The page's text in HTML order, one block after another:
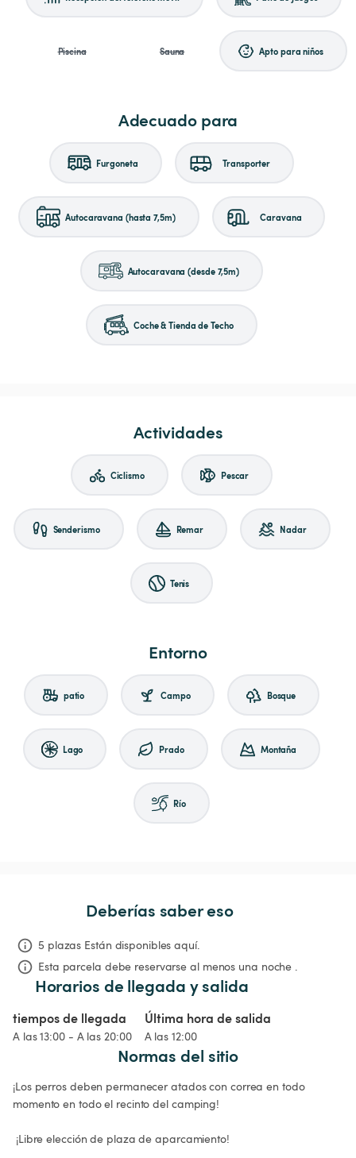
Piscina Sauna Apto para niños
Adecuado para
Furgoneta Transporter
Autocaravana (hasta 7,5m) Caravana
Autocaravana (desde 7,5m)
Coche & Tienda de Techo
Actividades
Ciclismo Pescar
Senderismo Remar Nadar
Tenis
Entorno
patio Campo Bosque
Lago Prado Montaña
Río
Deberías saber eso
5 plazas Están disponibles aquí.
Esta parcela debe reservarse al menos una noche .
Horarios de llegada y salida
tiempos de llegada
A las 13:00 - A las 20:00
Última hora de salida
A las 12:00
Normas del sitio
¡Los perros deben permanecer atados con correa en todo
momento en todo el recinto del camping!